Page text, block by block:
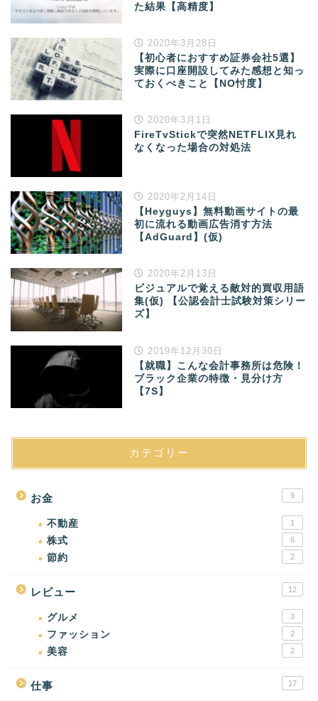
た結果【高精度】
2020年3月28日
【初心者におすすめ証券会社5選】
実際に口座開設してみた感想と知っ
ておくべきこと【NO忖度】
2020年3月1日
FireTvStickで突然NETFLIX見れ
なくなった場合の対処法
2020年2月14日
【Heyguys】無料動画サイトの最
初に流れる動画広告消す方法
【AdGuard】(仮)
2020年2月13日
ビジュアルで覚える敵対的買収用語
集(仮) 【公認会計士試験対策シリー
ズ】
2019年12月30日
【就職】こんな会計事務所は危険！
ブラック企業の特徴・見分け方
【7S】
カテゴリー
お金 9
不動産 1
株式 6
節約 2
レビュー 12
グルメ 3
ファッション 2
美容 2
仕事 17